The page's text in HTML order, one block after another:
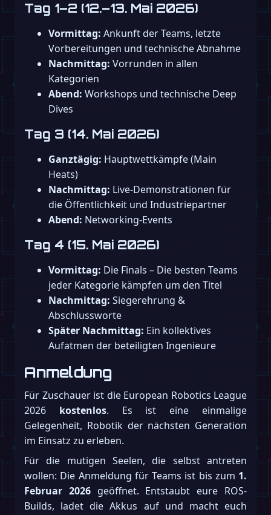
Tag 1–2 (12.–13. Mai 2026)
Vormittag: Ankunft der Teams, letzte
Vorbereitungen und technische Abnahme
Nachmittag: Vorrunden in allen
Kategorien
Abend: Workshops und technische Deep
Dives
Tag 3 (14. Mai 2026)
Ganztägig: Hauptwettkämpfe (Main
Heats)
Nachmittag: Live-Demonstrationen für
die Öffentlichkeit und Industriepartner
Abend: Networking-Events
Tag 4 (15. Mai 2026)
Vormittag: Die Finals – Die besten Teams
jeder Kategorie kämpfen um den Titel
Nachmittag: Siegerehrung &
Abschlussworte
Später Nachmittag: Ein kollektives
Aufatmen der beteiligten Ingenieure
Anmeldung
Für Zuschauer ist die European Robotics League
2026 kostenlos. Es ist eine einmalige
Gelegenheit, Robotik der nächsten Generation
im Einsatz zu erleben.
Für die mutigen Seelen, die selbst antreten
wollen: Die Anmeldung für Teams ist bis zum 1.
Februar 2026geöffnet. Entstaubt eure ROS-
Builds, ladet die Akkus auf und macht euch